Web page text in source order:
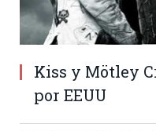
Kiss y Mötley
por EEUU